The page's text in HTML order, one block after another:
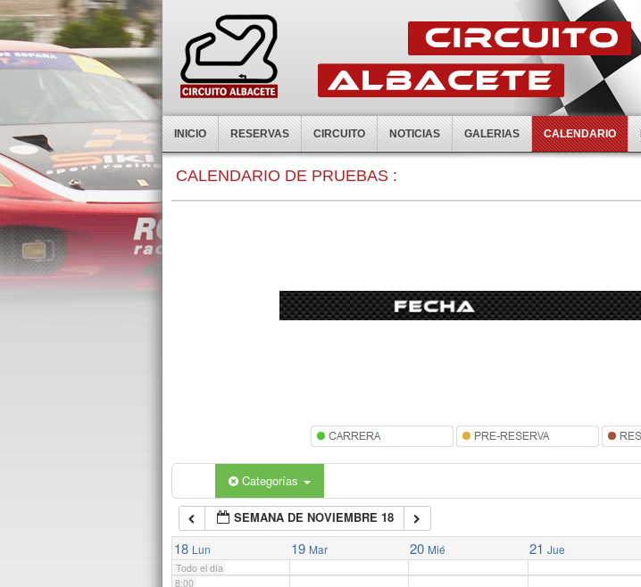
INICIO RESERVAS CIRCUITO NOTICIAS GALERIAS CALENDARIO
CALENDARIO DE PRUEBAS :
Categorías
SEMANA DE NOVIEMBRE 18
18 Lun 19 Mar 20 Mié 21 Jue
Todo el día
0:00
7:00
8:00